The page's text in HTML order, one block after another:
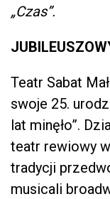
„Czas”.
Teatr Sabat
swoje 25.
lat minęło”.
teatr rewiowy
tradycji
musicali